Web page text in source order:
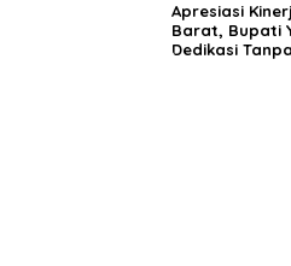
Apresiasi
Barat, Bupati
Dedikasi